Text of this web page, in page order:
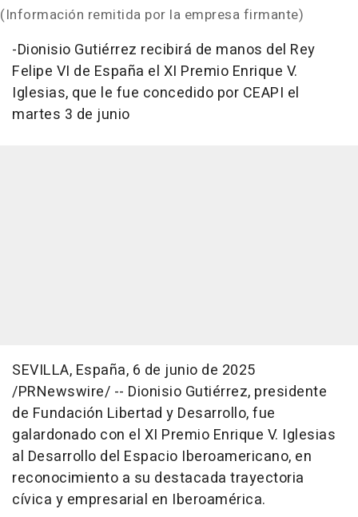
(Información remitida por la empresa firmante)
-Dionisio Gutiérrez recibirá de manos del Rey
Felipe VI de España el XI Premio Enrique V.
Iglesias, que le fue concedido por CEAPI el
martes 3 de junio
SEVILLA, España, 6 de junio de 2025
/PRNewswire/ -- Dionisio Gutiérrez, presidente
de Fundación Libertad y Desarrollo, fue
galardonado con el XI Premio Enrique V. Iglesias
al Desarrollo del Espacio Iberoamericano, en
reconocimiento a su destacada trayectoria
cívica y empresarial en Iberoamérica.